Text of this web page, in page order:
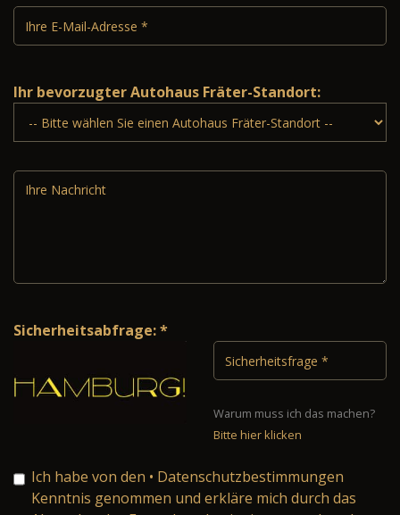
Ihr bevorzugter Autohaus Fräter-Standort:
Sicherheitsabfrage: *
Warum muss ich das machen?
Bitte hier klicken
Ich habe von den • Datenschutzbestimmungen
Kenntnis genommen und erkläre mich durch das